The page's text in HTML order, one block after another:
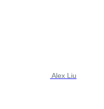
Alex Liu